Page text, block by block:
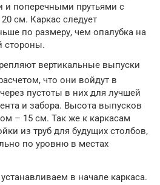
и поперечными прутьями с
см. Каркас следует
по размеру, чем опалубка на
стороны.
вертикальные выпуски
что они войдут в
пустоты в них для лучшей
и забора. Высота выпусков
– 15 см. Так же к каркасам
из труб для будущих столбов,
по уровню в местах
в начале каркаса.